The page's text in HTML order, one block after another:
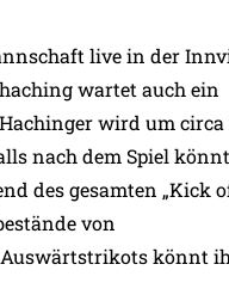
live in der
wartet auch ein
wird um circa
nach dem Spiel
des gesamten „Kick
von
Auswärtstrikots könnt